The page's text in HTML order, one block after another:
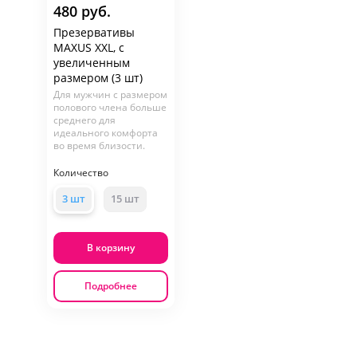
480 руб.
Презервативы
MAXUS XXL, с
увеличенным
размером (3 шт)
Для мужчин с размером
полового члена больше
среднего для
идеального комфорта
во время близости.
Количество
3 шт 15 шт
В корзину
Подробнее